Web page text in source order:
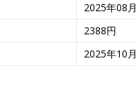
2025年08
2388円
2025年10